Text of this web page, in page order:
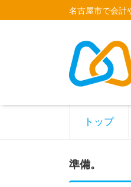
名古屋市で会計
トップ
準備。